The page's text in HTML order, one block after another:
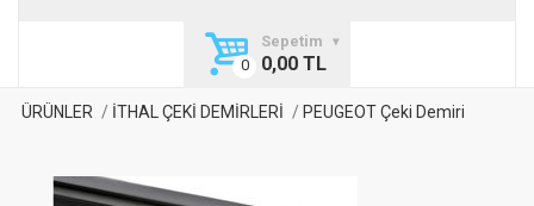
Sepetim
0,00 TL
ÜRÜNLER İTHAL ÇEKİ DEMİRLERİ PEUGEOT Çeki Demiri